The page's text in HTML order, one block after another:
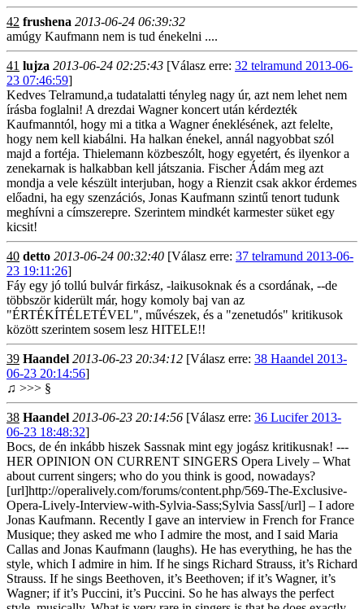
42 frushena 2013-06-24 06:39:32
amúgy Kaufmann nem is tud énekelni ....
41 lujza 2013-06-24 02:25:43 [Válasz erre: 32 telramund 2013-06-
23 07:46:59]
Kedves Telramund,a tudatalatti tényleg nagy úr, azt nem lehet nem
írásba foglalni! A drezdai Wagner koncert után kérdezték
Kaufmanntól, hogy mi a titka a Wagner éneklésének, azt felelte,
hogy nem kell kiabálni. Ha halkan énekel, annál nagyobbat szól
majd a fortéja. Thielemann közbeszólt, hogy egyetért, és ilyenkor a
zenekarnak is halkabban kell játszania. Fischer Ádám meg azt
mondja a vele készült interjuban, hogy a Rienzit csak akkor érdemes
előadni, ha egy szenzációs, Jonas Kaufmann szintű tenort tudunk
meghívni a címszerepre. Szerintem mindkét karmester süket egy
kicsit!
40 detto 2013-06-24 00:32:40 [Válasz erre: 37 telramund 2013-06-
23 19:11:26]
Fáy egy jó tollú bulvár firkász, -laikusoknak és a csordának, --de
többször kiderült már, hogy komoly baj van az
"ÉRTÉKÍTÉLETÉVEL", művészek, és a "zenetudós" kritikusok
között szerintem sosem lesz HITELE!!
39 Haandel 2013-06-23 20:34:12 [Válasz erre: 38 Haandel 2013-
06-23 20:14:56]
♫ >>> §
38 Haandel 2013-06-23 20:14:56 [Válasz erre: 36 Lucifer 2013-
06-23 18:48:32]
Bocs, de én inkább hiszek Sassnak mint egy jogász kritikusnak! ---
HER OPINION ON CURRENT SINGERS Opera Lively – What
about current singers; who do you think is good, nowadays?
[url]http://operalively.com/forums/content.php/569-The-Exclusive-
Opera-Lively-Interview-with-Sylvia-Sass;Sylvia Sass[/url] – I adore
Jonas Kaufmann. Recently I gave an interview in French for France
Musique; they asked me who I admire the most, and I said Maria
Callas and Jonas Kaufmann (laughs). He has everything, he has the
style, which I admire in him. If he sings Richard Strauss, it’s Richard
Strauss. If he sings Beethoven, it’s Beethoven; if it’s Wagner, it’s
Wagner; if it’s Puccini, it’s Puccini. So he has always the perfect